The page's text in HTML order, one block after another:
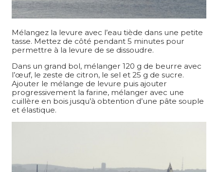
Mélangez la levure avec l’eau tiède dans une petite
tasse. Mettez de côté pendant 5 minutes pour
permettre à la levure de se dissoudre.
Dans un grand bol, mélanger 120 g de beurre avec
l’œuf, le zeste de citron, le sel et 25 g de sucre.
Ajouter le mélange de levure puis ajouter
progressivement la farine, mélanger avec une
cuillère en bois jusqu’à obtention d’une pâte souple
et élastique.